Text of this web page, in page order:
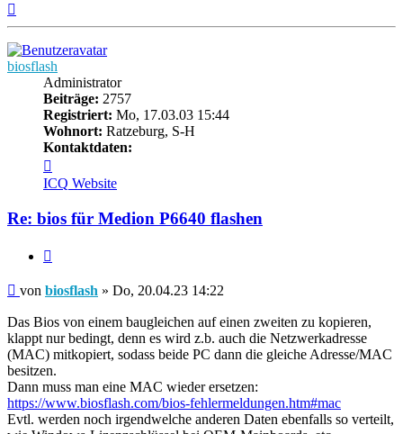
biosflash
Administrator
Beiträge: 2757
Registriert: Mo, 17.03.03 15:44
Wohnort: Ratzeburg, S-H
Kontaktdaten:
von
biosflash
ICQ Website
Re: bios für Medion P6640 flashen
Beitrag
von biosflash » Do, 20.04.23 14:22
Das Bios von einem baugleichen auf einen zweiten zu kopieren,
klappt nur bedingt, denn es wird z.b. auch die Netzwerkadresse
(MAC) mitkopiert, sodass beide PC dann die gleiche Adresse/MAC
besitzen.
Dann muss man eine MAC wieder ersetzen:
https://www.biosflash.com/bios-fehlermeldungen.htm#mac
Evtl. werden noch irgendwelche anderen Daten ebenfalls so verteilt,